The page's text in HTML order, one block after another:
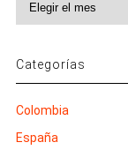
Categorías
Colombia
España